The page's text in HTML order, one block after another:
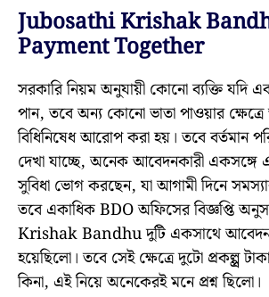
Jubosathi Krishak
Payment Together
সরকারি নিয়ম অনুযায়ী কোনো ব্যক্তি যদি
পান, তবে অন্য কোনো ভাতা পাওয়ার
বিধিনিষেধ আরোপ করা হয়। তবে বর্তমান
দেখা যাচ্ছে, অনেক আবেদনকারী একসঙ্গে
সুবিধা ভোগ করছেন, যা আগামী দিনে
তবে একাধিক BDO অফিসের বিজ্ঞপ্তি
Krishak Bandhu দুটি একসাথে আবেদন
হয়েছিলো। তবে সেই ক্ষেত্রে দুটো প্রকল্প্র
কিনা, এই নিয়ে অনেকেরই মনে প্রশ্ন ছিলো।